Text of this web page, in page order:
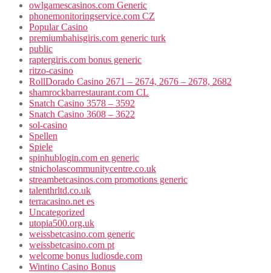
owlgamescasinos.com Generic
phonemonitoringservice.com CZ
Popular Casino
premiumbahisgiris.com generic turk
public
raptergiris.com bonus generic
ritzo-casino
RollDorado Casino 2671 – 2674, 2676 – 2678, 2682
shamrockbarrestaurant.com CL
Snatch Casino 3578 – 3592
Snatch Casino 3608 – 3622
sol-casino
Spellen
Spiele
spinhublogin.com en generic
stnicholascommunitycentre.co.uk
streambetcasinos.com promotions generic
talenthrltd.co.uk
terracasino.net es
Uncategorized
utopia500.org.uk
weissbetcasino.com generic
weissbetcasino.com pt
welcome bonus ludiosde.com
Wintino Casino Bonus